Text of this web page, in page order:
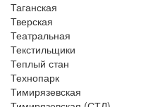
Таганская
Тверская
Театральная
Текстильщики
Теплый стан
Технопарк
Тимирязевская